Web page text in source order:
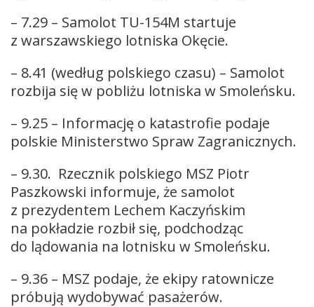
– 7.29 – Samolot TU-154M startuje
z warszawskiego lotniska Okęcie.
– 8.41 (według polskiego czasu) – Samolot
rozbija się w pobliżu lotniska w Smoleńsku.
– 9.25 – Informację o katastrofie podaje
polskie Ministerstwo Spraw Zagranicznych.
– 9.30. Rzecznik polskiego MSZ Piotr
Paszkowski informuje, że samolot
z prezydentem Lechem Kaczyńskim
na pokładzie rozbił się, podchodząc
do lądowania na lotnisku w Smoleńsku.
– 9.36 – MSZ podaje, że ekipy ratownicze
próbują wydobywać pasażerów.